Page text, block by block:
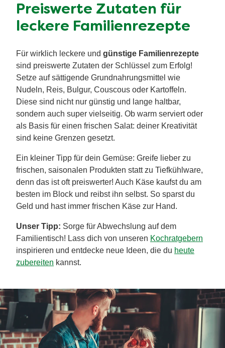
Preiswerte Zutaten für
leckere Familienrezepte
Für wirklich leckere und günstige Familienrezepte
sind preiswerte Zutaten der Schlüssel zum Erfolg!
Setze auf sättigende Grundnahrungsmittel wie
Nudeln, Reis, Bulgur, Couscous oder Kartoffeln.
Diese sind nicht nur günstig und lange haltbar,
sondern auch super vielseitig. Ob warm serviert oder
als Basis für einen frischen Salat: deiner Kreativität
sind keine Grenzen gesetzt.
Ein kleiner Tipp für dein Gemüse: Greife lieber zu
frischen, saisonalen Produkten statt zu Tiefkühlware,
denn das ist oft preiswerter! Auch Käse kaufst du am
besten im Block und reibst ihn selbst. So sparst du
Geld und hast immer frischen Käse zur Hand.
Unser Tipp: Sorge für Abwechslung auf dem
Familientisch! Lass dich von unseren Kochratgebern
inspirieren und entdecke neue Ideen, die du heute
zubereiten kannst.